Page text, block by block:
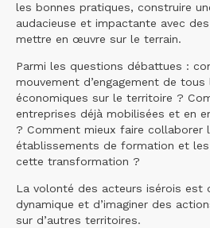
les bonnes pratiques, construire
audacieuse et impactante avec
mettre en œuvre sur le terrain.
Parmi les questions débattues :
mouvement d’engagement de
économiques sur le territoire ?
entreprises déjà mobilisées et en
? Comment mieux faire collaborer
établissements de formation et
cette transformation ?
La volonté des acteurs isérois est
dynamique et d’imaginer des
sur d’autres territoires.